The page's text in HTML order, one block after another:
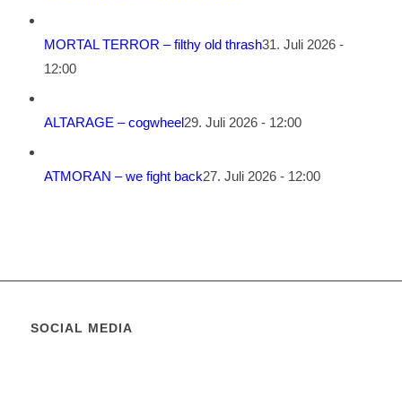
MORTAL TERROR – filthy old thrash31. Juli 2026 -
12:00
ALTARAGE – cogwheel29. Juli 2026 - 12:00
ATMORAN – we fight back27. Juli 2026 - 12:00
SOCIAL MEDIA